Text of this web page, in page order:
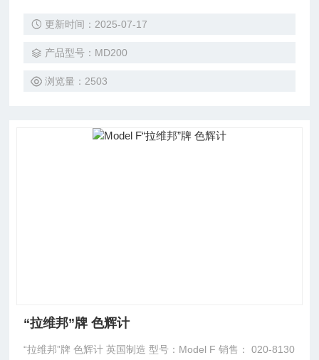
置: 光度计，试剂药片，有盖比色瓶，塑胶搅捧，试管刷，携
更新时间：2025-07-17
产品型号：MD200
浏览量：2503
“拉维邦”牌 色辉计
“拉维邦”牌 色辉计 英国制造 型号：Model F 销售： 020-8130